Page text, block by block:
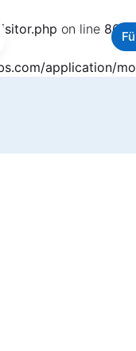
on line 86
application/